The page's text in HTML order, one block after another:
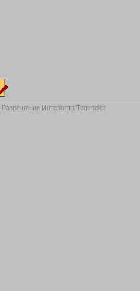
Разрешения Интернета Tegtmeier